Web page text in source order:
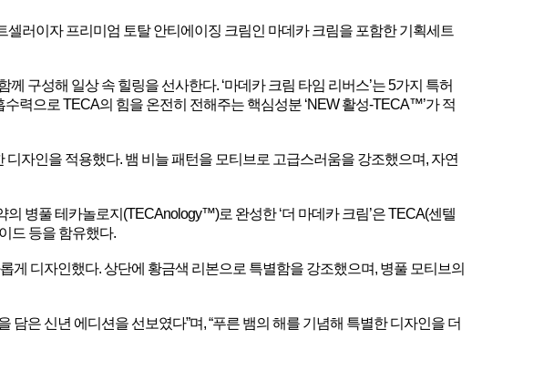
셀러이자 프리미엄 토탈 안티에이징 크림인 마데카 크림을 포함한 기획세트
구성해 일상 속 힐링을 선사한다. ‘마데카 크림 타임 리버스’는 5가지 특허
력으로 TECA의 힘을 온전히 전해주는 핵심성분 ‘NEW 활성-TECA™’가 적
자인을 적용했다. 뱀 비늘 패턴을 모티브로 고급스러움을 강조했으며, 자연
병풀 테카놀로지(TECAnology™)로 완성한 ‘더 마데카 크림’은 TECA(센텔
드 등을 함유했다.
게 디자인했다. 상단에 황금색 리본으로 특별함을 강조했으며, 병풀 모티브의
은 신년 에디션을 선보였다”며, “푸른 뱀의 해를 기념해 특별한 디자인을 더